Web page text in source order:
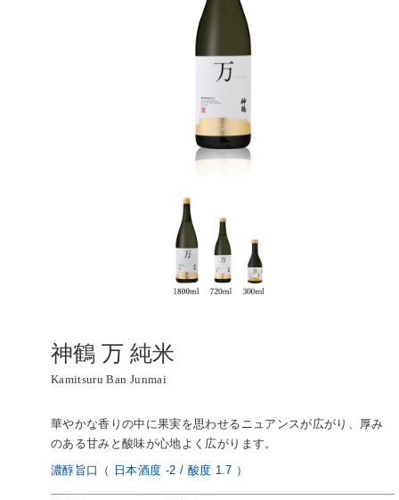
神鶴 万 純米
Kamitsuru Ban Junmai
華やかな香りの中に果実を思わせるニュアンスが広がり、厚み
のある甘みと酸味が心地よく広がります。
濃醇旨口（ 日本酒度 -2 / 酸度 1.7 ）